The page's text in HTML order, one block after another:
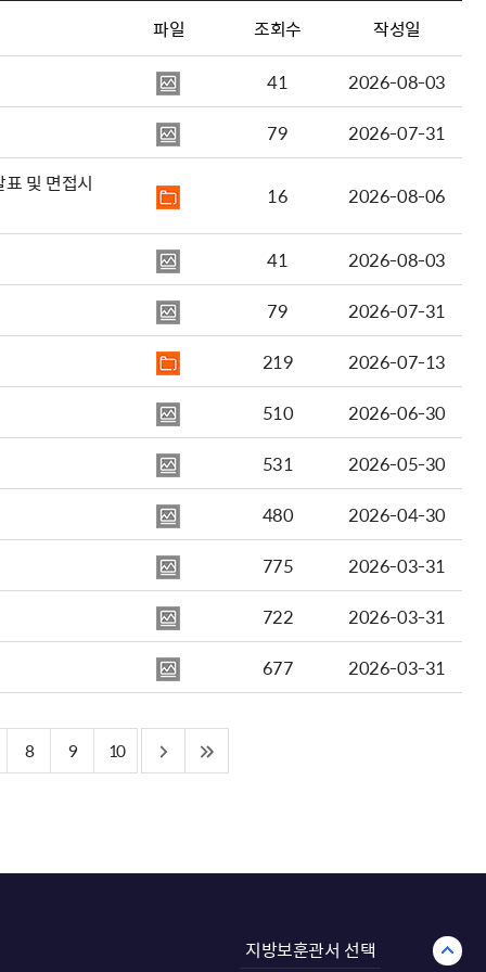
파일 조회수 작성일
41
2026-08-03
79
2026-07-31
및 면접시
16 2026-08-06
41
2026-08-03
79
2026-07-31
219
2026-07-13
510
2026-06-30
531
2026-05-30
480
2026-04-30
775
2026-03-31
722
2026-03-31
677
2026-03-31
8 9 10
지방보훈관서 선택